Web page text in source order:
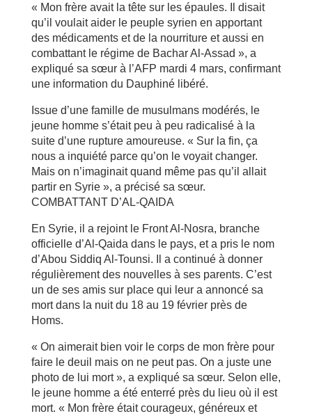
« Mon frère avait la tête sur les épaules. Il disait
qu’il voulait aider le peuple syrien en apportant
des médicaments et de la nourriture et aussi en
combattant le régime de Bachar Al-Assad », a
expliqué sa sœur à l’AFP mardi 4 mars, confirmant
une information du Dauphiné libéré.
Issue d’une famille de musulmans modérés, le
jeune homme s’était peu à peu radicalisé à la
suite d’une rupture amoureuse. « Sur la fin, ça
nous a inquiété parce qu’on le voyait changer.
Mais on n’imaginait quand même pas qu’il allait
partir en Syrie », a précisé sa sœur.
COMBATTANT D’AL-QAIDA
En Syrie, il a rejoint le Front Al-Nosra, branche
officielle d’Al-Qaida dans le pays, et a pris le nom
d’Abou Siddiq Al-Tounsi. Il a continué à donner
régulièrement des nouvelles à ses parents. C’est
un de ses amis sur place qui leur a annoncé sa
mort dans la nuit du 18 au 19 février près de
Homs.
« On aimerait bien voir le corps de mon frère pour
faire le deuil mais on ne peut pas. On a juste une
photo de lui mort », a expliqué sa sœur. Selon elle,
le jeune homme a été enterré près du lieu où il est
mort. « Mon frère était courageux, généreux et